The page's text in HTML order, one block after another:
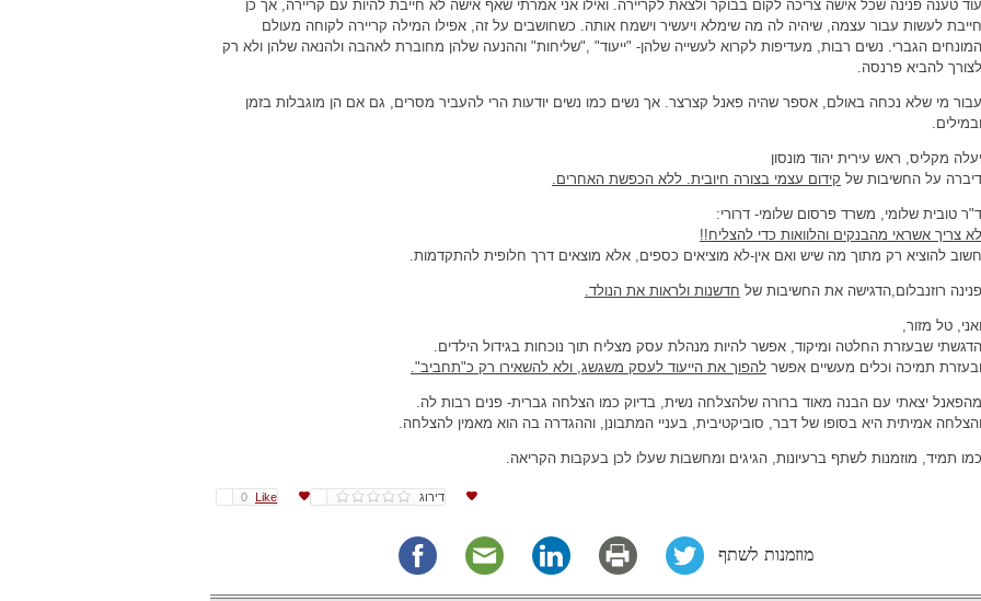
עוד טענה פנינה שכל אישה צריכה לקום בבוקר ולצאת לקריירה. ואילו אני אמרתי שאף אישה לא חייבת להיות עם קריירה, אך כן
חייבת לעשות עבור עצמה, שיהיה לה מה שימלא ויעשיר וישמח אותה. כשחושבים על זה, אפילו המילה קריירה לקוחה מעולם
המונחים הגברי. נשים רבות, מעדיפות לקרוא לעשייה שלהן- "ייעוד" ,"שליחות" וההנעה שלהן מחוברת לאהבה ולהנאה שלהן ולא רק
לצורך להביא פרנסה.
עבור מי שלא נכחה באולם, אספר שהיה פאנל קצרצר. אך נשים כמו נשים יודעות הרי להעביר מסרים, גם אם הן מוגבלות בזמן
ובמילים.
יעלה מקליס, ראש עירית יהוד מונסון
דיברה על החשיבות של קידום עצמי בצורה חיובית. ללא הכפשת האחרים.
ד"ר טובית שלומי, משרד פרסום שלומי- דרורי:
לא צריך אשראי מהבנקים והלוואות כדי להצליח!!
חשוב להוציא רק מתוך מה שיש ואם אין-לא מוציאים כספים, אלא מוצאים דרך חלופית להתקדמות.
פנינה רוזנבלום,הדגישה את החשיבות של חדשנות ולראות את הנולד.
ואני, טל מזור,
הדגשתי שבעזרת החלטה ומיקוד, אפשר להיות מנהלת עסק מצליח תוך נוכחות בגידול הילדים.
ובעזרת תמיכה וכלים מעשיים אפשר להפוך את הייעוד לעסק משגשג, ולא להשאירו רק כ"תחביב".
מהפאנל יצאתי עם הבנה מאוד ברורה שלהצלחה נשית, בדיוק כמו הצלחה גברית- פנים רבות לה.
והצלחה אמיתית היא בסופו של דבר, סוביקטיבית, בעניי המתבונן, וההגדרה בה הוא מאמין להצלחה.
כמו תמיד, מוזמנות לשתף ברעיונות, הגיגים ומחשבות שעלו לכן בעקבות הקריאה.
Like
0 דירוג
מוזמנות לשתף